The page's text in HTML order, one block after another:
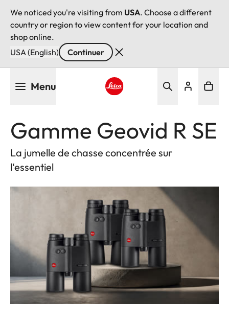
We noticed you're visiting from USA. Choose a different
country or region to view content for your location and
shop online.
USA (English)
Continuer
Menu
Gamme Geovid R SE
La jumelle de chasse concentrée sur
l‘essentiel